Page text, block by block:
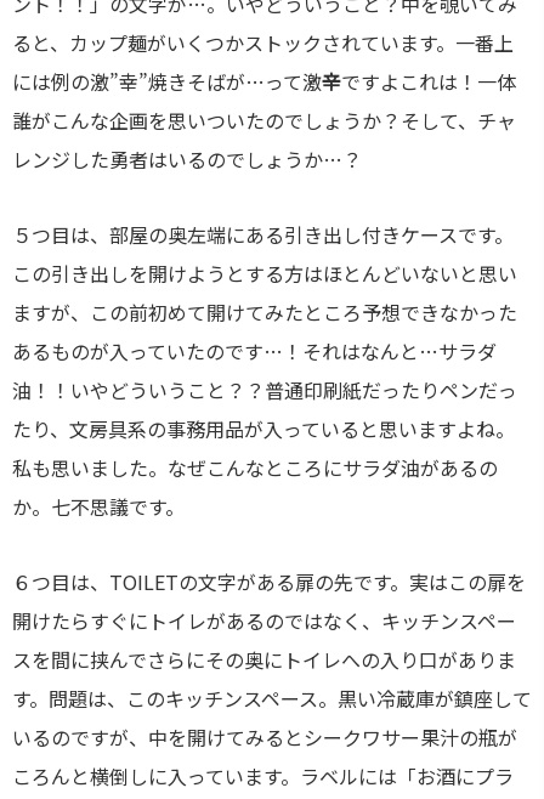
ると、カップ麺がいくつかストックされています。一番上
には例の激”幸”焼きそばが…って激辛ですよこれは！一体
誰がこんな企画を思いついたのでしょうか？そして、チャ
レンジした勇者はいるのでしょうか…？
５つ目は、部屋の奥左端にある引き出し付きケースです。
この引き出しを開けようとする方はほとんどいないと思い
ますが、この前初めて開けてみたところ予想できなかった
あるものが入っていたのです…！それはなんと…サラダ
油！！いやどういうこと？？普通印刷紙だったりペンだっ
たり、文房具系の事務用品が入っていると思いますよね。
私も思いました。なぜこんなところにサラダ油があるの
か。七不思議です。
６つ目は、TOILETの文字がある扉の先です。実はこの扉を
開けたらすぐにトイレがあるのではなく、キッチンスペー
スを間に挟んでさらにその奥にトイレへの入り口がありま
す。問題は、このキッチンスペース。黒い冷蔵庫が鎮座して
いるのですが、中を開けてみるとシークワサー果汁の瓶が
ころんと横倒しに入っています。ラベルには「お酒にプラ